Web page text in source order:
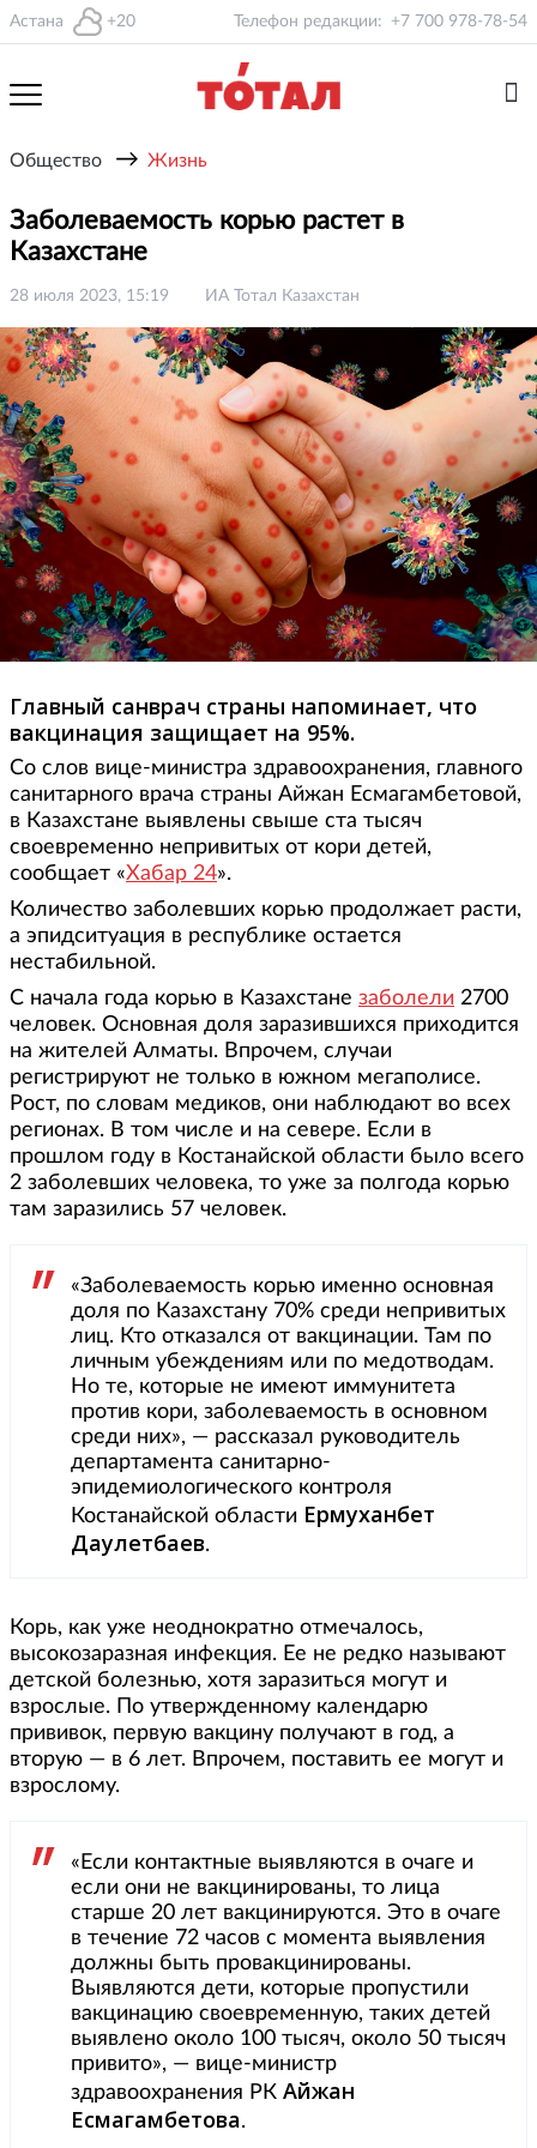
Астана +20 Телефон редакции: +7 700 978-78-54
Общество → Жизнь
Заболеваемость корью растет в
Казахстане
28 июля 2023, 15:19 ИА Тотал Казахстан
Главный санврач страны напоминает, что
вакцинация защищает на 95%.
Со слов вице-министра здравоохранения, главного
санитарного врача страны Айжан Есмагамбетовой,
в Казахстане выявлены свыше ста тысяч
своевременно непривитых от кори детей,
сообщает «Хабар 24».
Количество заболевших корью продолжает расти,
а эпидситуация в республике остается
нестабильной.
С начала года корью в Казахстане заболели 2700
человек. Основная доля заразившихся приходится
на жителей Алматы. Впрочем, случаи
регистрируют не только в южном мегаполисе.
Рост, по словам медиков, они наблюдают во всех
регионах. В том числе и на севере. Если в
прошлом году в Костанайской области было всего
2 заболевших человека, то уже за полгода корью
там заразились 57 человек.
«Заболеваемость корью именно основная
доля по Казахстану 70% среди непривитых
лиц. Кто отказался от вакцинации. Там по
личным убеждениям или по медотводам.
Но те, которые не имеют иммунитета
против кори, заболеваемость в основном
среди них», — рассказал руководитель
департамента санитарно-
эпидемиологического контроля
Костанайской области Ермуханбет
Даулетбаев.
Корь, как уже неоднократно отмечалось,
высокозаразная инфекция. Ее не редко называют
детской болезнью, хотя заразиться могут и
взрослые. По утвержденному календарю
прививок, первую вакцину получают в год, а
вторую — в 6 лет. Впрочем, поставить ее могут и
взрослому.
«Если контактные выявляются в очаге и
если они не вакцинированы, то лица
старше 20 лет вакцинируются. Это в очаге
в течение 72 часов с момента выявления
должны быть провакцинированы.
Выявляются дети, которые пропустили
вакцинацию своевременную, таких детей
выявлено около 100 тысяч, около 50 тысяч
привито», — вице-министр
здравоохранения РК Айжан
Есмагамбетова.